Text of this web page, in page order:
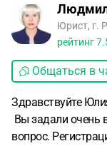
Юрист, г.
рейтинг
Общаться в
Здравствуйте
Вы задали очень
вопрос.